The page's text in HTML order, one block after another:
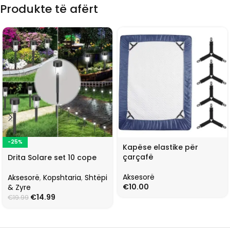
Produkte të afërt
-25%
Drita Solare set 10 cope
Aksesorë, Kopshtaria, Shtëpi
& Zyre
€19.99 €14.99
Kapëse elastike për
çarçafë
Aksesorë
€10.00